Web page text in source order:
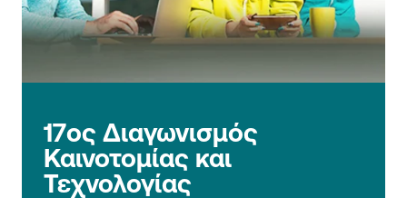
17ος Διαγωνισμός
Καινοτομίας και
Τεχνολογίας